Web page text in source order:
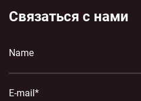
Связаться с нами